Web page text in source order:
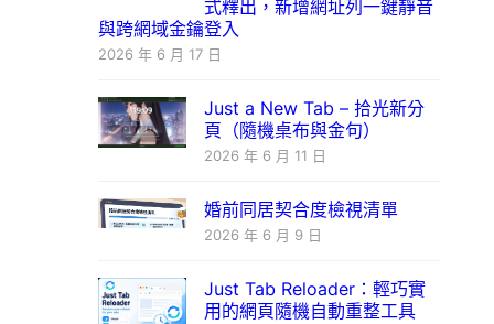
式釋出，新增網址列一鍵靜音
與跨網域金鑰登入
2026 年 6 月 17 日
Just a New Tab – 拾光新分
頁（隨機桌布與金句）
2026 年 6 月 11 日
婚前同居契合度檢視清單
2026 年 6 月 9 日
Just Tab Reloader：輕巧實
用的網頁隨機自動重整工具